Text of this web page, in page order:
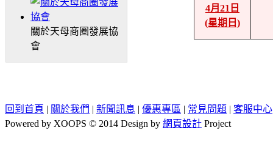
關於天母商圈發展協
會
4月21日
(星期日)
回到首頁 | 關於我們 | 新聞訊息 | 優惠專區 | 常見問題 | 客服中心
Powered by XOOPS © 2014 Design by 網頁設計 Project